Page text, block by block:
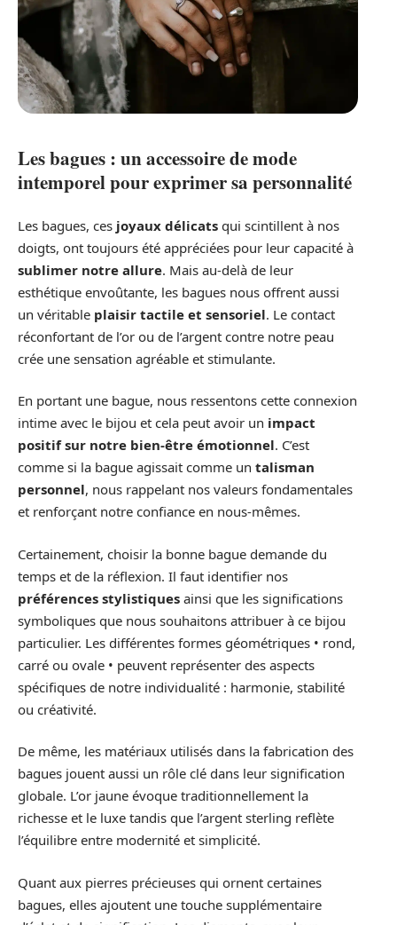
Les bagues : un accessoire de mode
intemporel pour exprimer sa personnalité
Les bagues, ces joyaux délicats qui scintillent à nos
doigts, ont toujours été appréciées pour leur capacité à
sublimer notre allure. Mais au-delà de leur
esthétique envoûtante, les bagues nous offrent aussi
un véritable plaisir tactile et sensoriel. Le contact
réconfortant de l’or ou de l’argent contre notre peau
crée une sensation agréable et stimulante.
En portant une bague, nous ressentons cette connexion
intime avec le bijou et cela peut avoir un impact
positif sur notre bien-être émotionnel. C’est
comme si la bague agissait comme un talisman
personnel, nous rappelant nos valeurs fondamentales
et renforçant notre confiance en nous-mêmes.
Certainement, choisir la bonne bague demande du
temps et de la réflexion. Il faut identifier nos
préférences stylistiques ainsi que les significations
symboliques que nous souhaitons attribuer à ce bijou
particulier. Les différentes formes géométriques • rond,
carré ou ovale • peuvent représenter des aspects
spécifiques de notre individualité : harmonie, stabilité
ou créativité.
De même, les matériaux utilisés dans la fabrication des
bagues jouent aussi un rôle clé dans leur signification
globale. L’or jaune évoque traditionnellement la
richesse et le luxe tandis que l’argent sterling reflète
l’équilibre entre modernité et simplicité.
Quant aux pierres précieuses qui ornent certaines
bagues, elles ajoutent une touche supplémentaire